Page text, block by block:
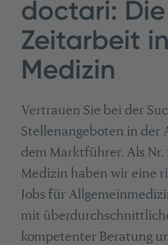
doctari: Die
Zeitarbeit
Medizin
Vertrauen Sie bei der
Stellenangeboten in der
dem Marktführer. Als
Medizin haben wir eine
Jobs für
mit
kompetenter Beratung